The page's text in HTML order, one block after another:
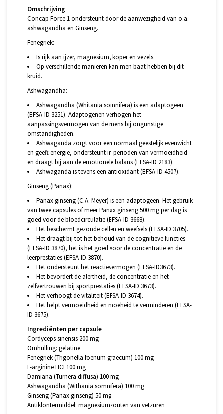
Omschrijving
Concap Force 1 ondersteunt door de aanwezigheid van o.a.
ashwagandha en Ginseng.
Fenegriek:
Is rijk aan ijzer, magnesium, koper en vezels.
Op verschillende manieren kan men baat hebben bij dit
kruid.
Ashwagandha:
Ashwagandha (Whitania somnifera) is een adaptogeen
(EFSA-ID 3251). Adaptogenen verhogen het
aanpassingsvermogen van de mens bij ongunstige
omstandigheden.
Ashwaganda zorgt voor een normaal geestelijk evenwicht
en geeft energie, ondersteunt in perioden van vermoeidheid
en draagt bij aan de emotionele balans (EFSA-ID 2183).
Ashwaganda is tevens een antioxidant (EFSA-ID 4507).
Ginseng (Panax):
Panax ginseng (C.A. Meyer) is een adaptogeen. Het gebruik
van twee capsules of meer Panax ginseng 500 mg per dag is
goed voor de bloedcirculatie (EFSA-ID 3668).
Het beschermt gezonde cellen en weefsels (EFSA-ID 3705).
Het draagt bij tot het behoud van de cognitieve functies
(EFSA-ID 3870), het is het goed voor de concentratie en de
leerprestaties (EFSA-ID 3870).
Het ondersteunt het reactievermogen (EFSA-ID3673).
Het bevordert de alertheid, de concentratie en het
zelfvertrouwen bij sportprestaties (EFSA-ID 3673).
Het verhoogt de vitaliteit (EFSA-ID 3674).
Het helpt vermoeidheid en moeheid te verminderen (EFSA-
ID 3675).
Ingrediënten per capsule
Cordyceps sinensis 200 mg
Omhulling: gelatine
Fenegriek (Trigonella foenum graecum) 100 mg
L-arginine HCI 100 mg
Damiana (Turnera diffusa) 100 mg
Ashwagandha (Withania somnifera) 100 mg
Ginseng (Panax ginseng) 50 mg
Antiklontermiddel: magnesiumzouten van vetzuren